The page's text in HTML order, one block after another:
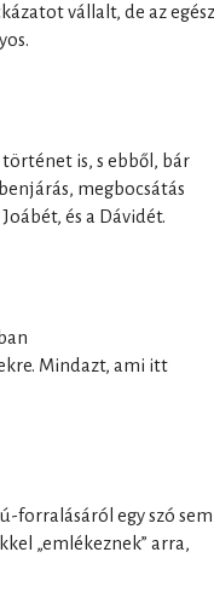
vállalt, de az egész
is, s ebből, bár
megbocsátás
és a Dávidét.
Mindazt, ami itt
forralásáról egy szó sem
„emlékeznek” arra,